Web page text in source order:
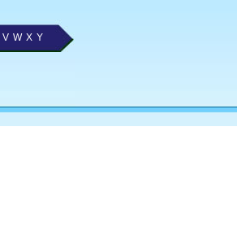
V W X Y